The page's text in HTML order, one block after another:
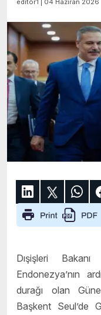
editör1 | 04 Haziran 2026
Dışişleri
Endonezya’nın
durağı olan
Başkent Seul’de